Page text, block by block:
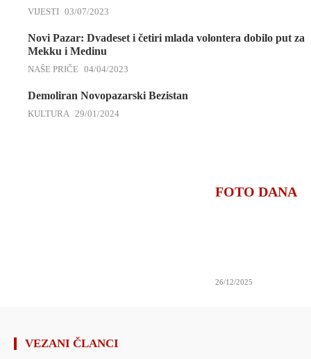
VIJESTI 03/07/2023
Novi Pazar: Dvadeset i četiri mlada volontera dobilo put za
Mekku i Medinu
NAŠE PRIČE 04/04/2023
Demoliran Novopazarski Bezistan
KULTURA 29/01/2024
FOTO DANA
26/12/2025
VEZANI ČLANCI